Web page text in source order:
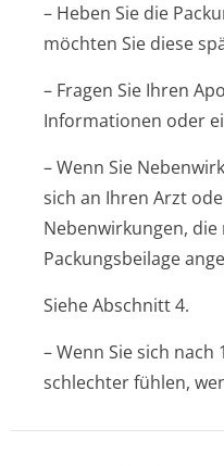
– Heben Sie die
möchten Sie diese
– Fragen Sie Ihren
Informationen oder
– Wenn Sie
sich an Ihren Arzt
Nebenwirkungen,
Packungsbeilage
Siehe Abschnitt 4.
– Wenn Sie sich
schlechter fühlen,